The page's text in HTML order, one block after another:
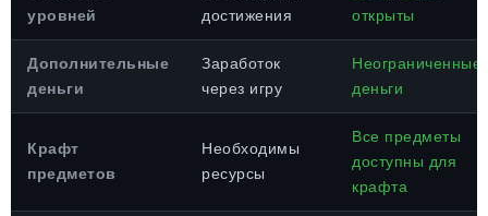
уровней
достижения
открыты
Дополнительные
деньги
Заработок
через игру
Неограниченные
деньги
Крафт
предметов
Необходимы
ресурсы
Все предметы
доступны для
крафта